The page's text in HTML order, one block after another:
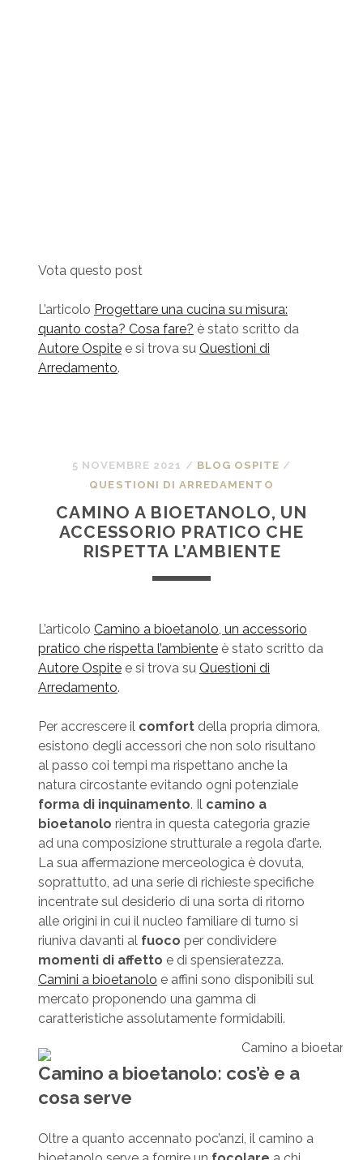
Vota questo post
L’articolo Progettare una cucina su misura:
quanto costa? Cosa fare? è stato scritto da
Autore Ospitee si trova su Questioni di
Arredamento.
5 NOVEMBRE 2021 / BLOG OSPITE /
QUESTIONI DI ARREDAMENTO
CAMINO A BIOETANOLO, UN
ACCESSORIO PRATICO CHE
RISPETTA L’AMBIENTE
L’articolo Camino a bioetanolo, un accessorio
pratico che rispetta l’ambienteè stato scritto da
Autore Ospitee si trova su Questioni di
Arredamento.
Per accrescere il comfortdella propria dimora,
esistono degli accessori che non solo risultano
al passo coi tempi ma rispettano anche la
natura circostante evitando ogni potenziale
forma di inquinamento. Il camino a
bioetanolo rientra in questa categoria grazie
ad una composizione strutturale a regola d’arte.
La sua affermazione merceologica è dovuta,
soprattutto, ad una serie di richieste specifiche
incentrate sul desiderio di una sorta di ritorno
alle origini in cui il nucleo familiare di turno si
riuniva davanti al fuoco per condividere
momenti di affetto e di spensieratezza.
Camini a bioetanolo e affini sono disponibili sul
mercato proponendo una gamma di
caratteristiche assolutamente formidabili.
Camino a bioetanolo: cos’è e a
cosa serve
Oltre a quanto accennato poc’anzi, il camino a